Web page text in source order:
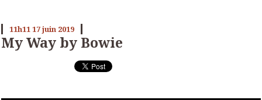
11h1117juin 2019
My Way by Bowie